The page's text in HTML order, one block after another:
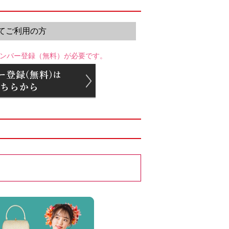
ご利用の方
バー登録（無料）が必要です。